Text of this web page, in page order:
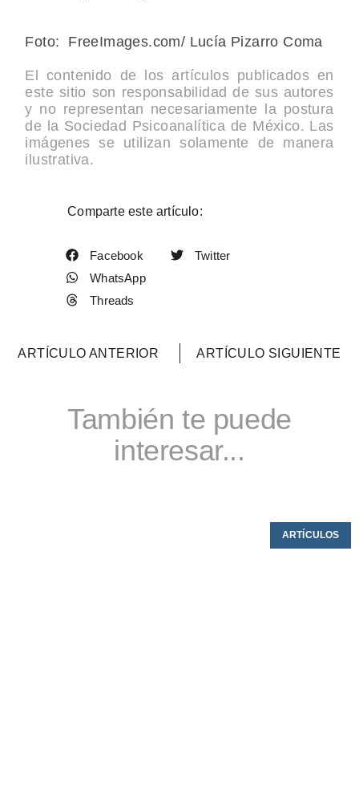
Foto: FreeImages.com/ Lucía Pizarro Coma
El contenido de los artículos publicados en
este sitio son responsabilidad de sus autores
y no representan necesariamente la postura
de la Sociedad Psicoanalítica de México. Las
imágenes se utilizan solamente de manera
ilustrativa.
Comparte este artículo:
Facebook
Twitter
WhatsApp
Threads
ARTÍCULO ANTERIOR ARTÍCULO SIGUIENTE
También te puede
interesar...
ARTÍCULOS